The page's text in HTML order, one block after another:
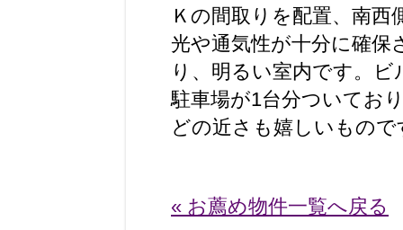
Ｋの間取りを配置、南西
光や通気性が十分に確保
り、明るい室内です。ビ
駐車場が1台分ついてお
どの近さも嬉しいもので
« お薦め物件一覧へ戻る